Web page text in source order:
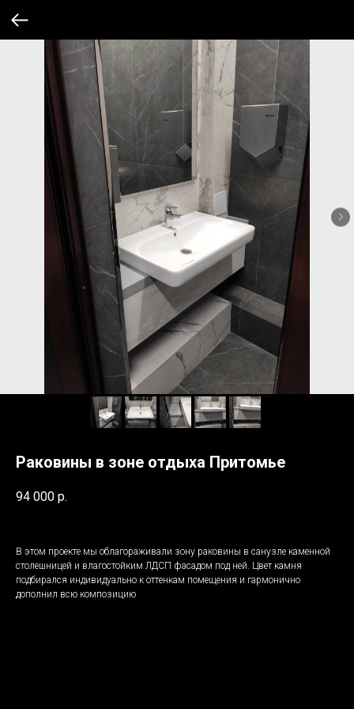
Раковины в зоне отдыха Притомье
94 000 р.
В этом проекте мы облагораживали зону раковины в санузле каменной
столешницей и влагостойким ЛДСП фасадом под ней. Цвет камня
подбирался индивидуально к оттенкам помещения и гармонично
дополнил всю композицию